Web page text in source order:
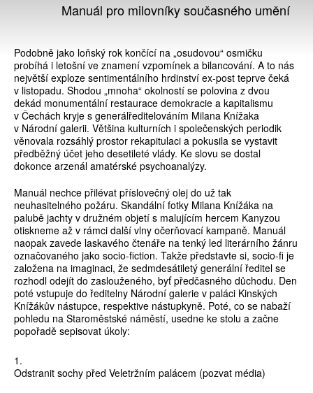
Manuál pro milovníky současného umění
Podobně jako loňský rok končící na „osudovou“ osmičku
probíhá i letošní ve znamení vzpomínek a bilancování. A to nás
největší exploze sentimentálního hrdinství ex-post teprve čeká
v listopadu. Shodou „mnoha“ okolností se polovina z dvou
dekád monumentální restaurace demokracie a kapitalismu
v Čechách kryje s generálředitelováním Milana Knížaka
v Národní galerii. Většina kulturních i společenských periodik
věnovala rozsáhlý prostor rekapitulaci a pokusila se vystavit
předběžný účet jeho desetileté vlády. Ke slovu se dostal
dokonce arzenál amatérské psychoanalýzy.
Manuál nechce přilévat příslovečný olej do už tak
neuhasitelného požáru. Skandální fotky Milana Knížáka na
palubě jachty v družném objetí s malujícím hercem Kanyzou
otiskneme až v rámci další vlny očerňovací kampaně. Manuál
naopak zavede laskavého čtenáře na tenký led literárního žánru
označovaného jako socio-fiction. Takže představte si, socio-fi je
založena na imaginaci, že sedmdesátiletý generální ředitel se
rozhodl odejít do zaslouženého, byť předčasného důchodu. Den
poté vstupuje do ředitelny Národní galerie v paláci Kinských
Knížákův nástupce, respektive nástupkyně. Poté, co se nabaží
pohledu na Staroměstské náměstí, usedne ke stolu a začne
popořadě sepisovat úkoly:
Odstranit sochy před Veletržním palácem (pozvat média)